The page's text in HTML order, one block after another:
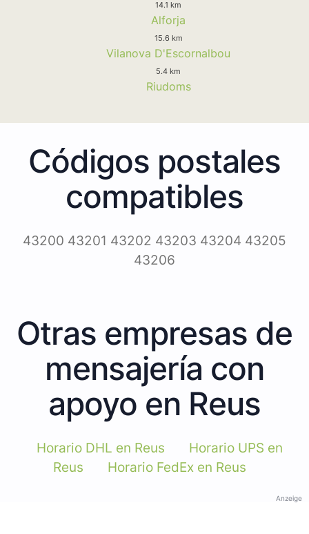
14.1 km
Alforja
15.6 km
Vilanova D'Escornalbou
5.4 km
Riudoms
Códigos postales
compatibles
43200 43201 43202 43203 43204 43205
43206
Otras empresas de
mensajería con
apoyo en Reus
Horario DHL en Reus
Horario UPS en
Reus
Horario FedEx en Reus
Anzeige